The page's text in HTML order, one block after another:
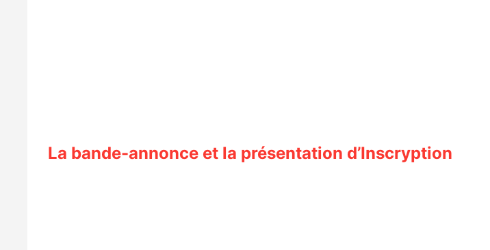
La bande-annonce et la présentation d’Inscryption